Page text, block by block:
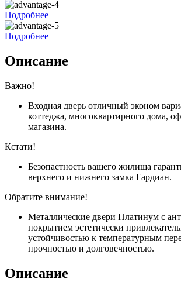
Подробнее
Подробнее
Описание
Важно!
Входная дверь отличный эконом
коттеджа, многоквартирного дома,
магазина.
Кстати!
Безопастность вашего жилища
верхнего и нижнего замка Гардиан.
Обратите внимание!
Металлические двери Платинум с
покрытием эстетически
устойчивостью к температурным
прочностью и долговечностью.
Описание